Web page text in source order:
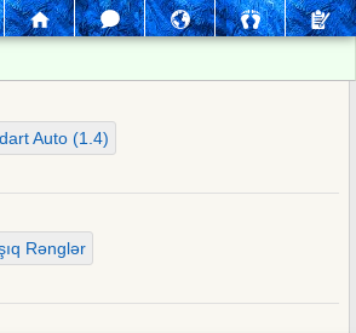
Auto (1.4)
Rənglər